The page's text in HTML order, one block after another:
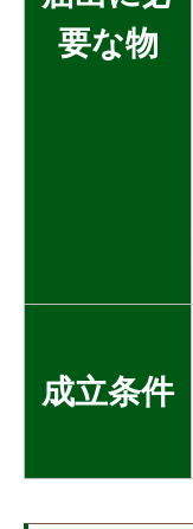
要な物
成立条件